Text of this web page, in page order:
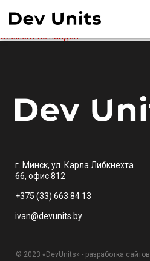
Элемент не найден!
г. Минск, ул. Карла Либкнехта
66, офис 812
+375 (33) 663 84 13
ivan@devunits.by
© 2023 «DevUnits» - разработка сайтов